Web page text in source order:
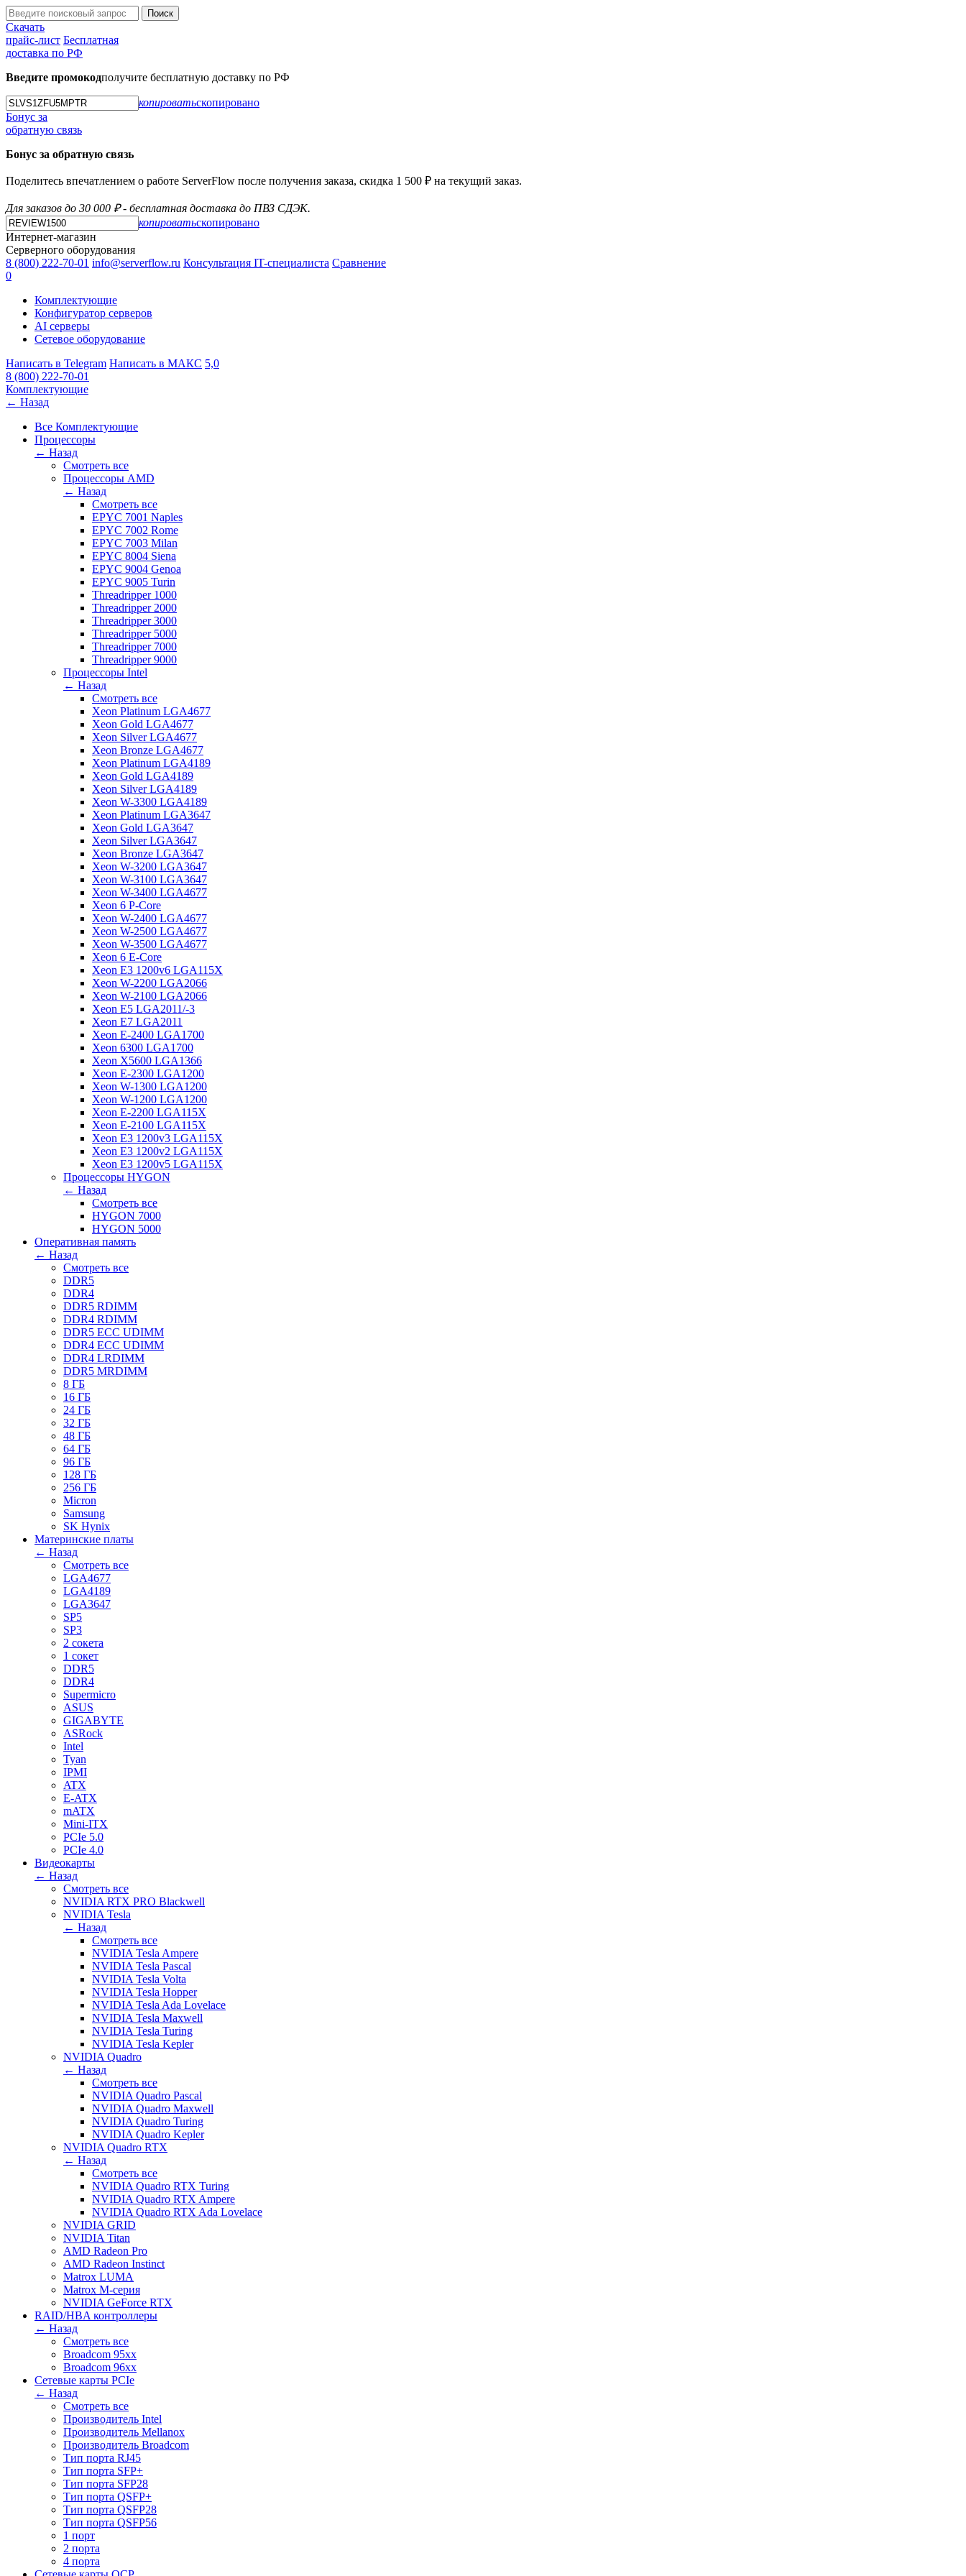
Поиск
Скачать
прайс-лист Бесплатная
доставка по РФ
Введите промокодполучите бесплатную доставку по РФ
копироватьскопировано
Бонус за
обратную связь
Бонус за обратную связь
Поделитесь впечатлением о работе ServerFlow после получения заказа, скидка 1 500 ₽ на текущий заказ.
Для заказов до 30 000 ₽ - бесплатная доставка до ПВЗ СДЭК.
копироватьскопировано
Интернет-магазин
Серверного оборудования
8 (800) 222-70-01 info@serverflow.ru Консультация IT-специалиста Сравнение
0
Комплектующие
Конфигуратор серверов
AI серверы
Сетевое оборудование
Написать в Telegram Написать в МАКС 5,0
8 (800) 222-70-01
Комплектующие
← Назад
Все Комплектующие
Процессоры
← Назад
Смотреть все
Процессоры AMD
← Назад
Смотреть все
EPYC 7001 Naples
EPYC 7002 Rome
EPYC 7003 Milan
EPYC 8004 Siena
EPYC 9004 Genoa
EPYC 9005 Turin
Threadripper 1000
Threadripper 2000
Threadripper 3000
Threadripper 5000
Threadripper 7000
Threadripper 9000
Процессоры Intel
← Назад
Смотреть все
Xeon Platinum LGA4677
Xeon Gold LGA4677
Xeon Silver LGA4677
Xeon Bronze LGA4677
Xeon Platinum LGA4189
Xeon Gold LGA4189
Xeon Silver LGA4189
Xeon W-3300 LGA4189
Xeon Platinum LGA3647
Xeon Gold LGA3647
Xeon Silver LGA3647
Xeon Bronze LGA3647
Xeon W-3200 LGA3647
Xeon W-3100 LGA3647
Xeon W-3400 LGA4677
Xeon 6 P-Core
Xeon W-2400 LGA4677
Xeon W-2500 LGA4677
Xeon W-3500 LGA4677
Xeon 6 E-Core
Xeon E3 1200v6 LGA115X
Xeon W-2200 LGA2066
Xeon W-2100 LGA2066
Xeon E5 LGA2011/-3
Xeon E7 LGA2011
Xeon E-2400 LGA1700
Xeon 6300 LGA1700
Xeon X5600 LGA1366
Xeon E-2300 LGA1200
Xeon W-1300 LGA1200
Xeon W-1200 LGA1200
Xeon E-2200 LGA115X
Xeon E-2100 LGA115X
Xeon E3 1200v3 LGA115X
Xeon E3 1200v2 LGA115X
Xeon E3 1200v5 LGA115X
Процессоры HYGON
← Назад
Смотреть все
HYGON 7000
HYGON 5000
Оперативная память
← Назад
Смотреть все
DDR5
DDR4
DDR5 RDIMM
DDR4 RDIMM
DDR5 ECC UDIMM
DDR4 ECC UDIMM
DDR4 LRDIMM
DDR5 MRDIMM
8 ГБ
16 ГБ
24 ГБ
32 ГБ
48 ГБ
64 ГБ
96 ГБ
128 ГБ
256 ГБ
Micron
Samsung
SK Hynix
Материнские платы
← Назад
Смотреть все
LGA4677
LGA4189
LGA3647
SP5
SP3
2 сокета
1 сокет
DDR5
DDR4
Supermicro
ASUS
GIGABYTE
ASRock
Intel
Tyan
IPMI
ATX
E-ATX
mATX
Mini-ITX
PCIe 5.0
PCIe 4.0
Видеокарты
← Назад
Смотреть все
NVIDIA RTX PRO Blackwell
NVIDIA Tesla
← Назад
Смотреть все
NVIDIA Tesla Ampere
NVIDIA Tesla Pascal
NVIDIA Tesla Volta
NVIDIA Tesla Hopper
NVIDIA Tesla Ada Lovelace
NVIDIA Tesla Maxwell
NVIDIA Tesla Turing
NVIDIA Tesla Kepler
NVIDIA Quadro
← Назад
Смотреть все
NVIDIA Quadro Pascal
NVIDIA Quadro Maxwell
NVIDIA Quadro Turing
NVIDIA Quadro Kepler
NVIDIA Quadro RTX
← Назад
Смотреть все
NVIDIA Quadro RTX Turing
NVIDIA Quadro RTX Ampere
NVIDIA Quadro RTX Ada Lovelace
NVIDIA GRID
NVIDIA Titan
AMD Radeon Pro
AMD Radeon Instinct
Matrox LUMA
Matrox M-серия
NVIDIA GeForce RTX
RAID/HBA контроллеры
← Назад
Смотреть все
Broadcom 95xx
Broadcom 96xx
Сетевые карты PCIe
← Назад
Смотреть все
Производитель Intel
Производитель Mellanox
Производитель Broadcom
Тип порта RJ45
Тип порта SFP+
Тип порта SFP28
Тип порта QSFP+
Тип порта QSFP28
Тип порта QSFP56
1 порт
2 порта
4 порта